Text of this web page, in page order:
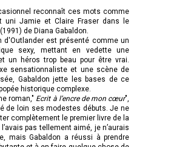
reconnaît ces mots comme
uni Jamie et Claire Fraser dans le
de Diana Gabaldon.
d'Outlander est présenté comme un
sexy, mettant en vedette une
un héros trop beau pour être vrai.
sensationnaliste et une scène de
Gabaldon jette les bases de ce
historique complexe.
roman," Ecrit à l’encre de mon cœur",
de loin ses modestes débuts. Je ne
complètement le premier livre de la
pas tellement aimé, je n’aurais
mais Gabaldon a réussi à prendre